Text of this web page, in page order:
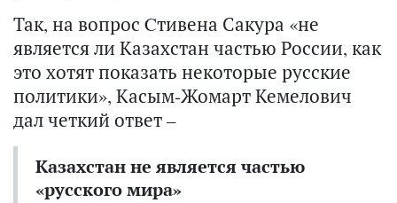
Так, на вопрос Cтивена Сакура «не
является ли Казахстан частью России, как
это хотят показать некоторые русские
политики», Касым-Жомарт Кемелович
дал четкий ответ –
Казахстан не является частью
«русского мира»